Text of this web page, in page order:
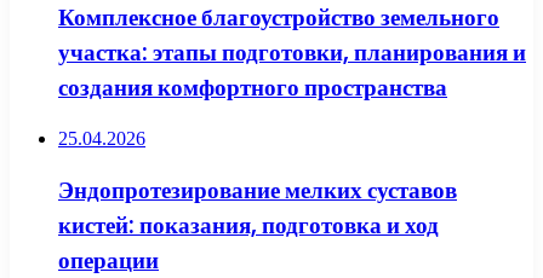
Комплексное благоустройство земельного
участка: этапы подготовки, планирования и
создания комфортного пространства
25.04.2026
Эндопротезирование мелких суставов
кистей: показания, подготовка и ход
операции